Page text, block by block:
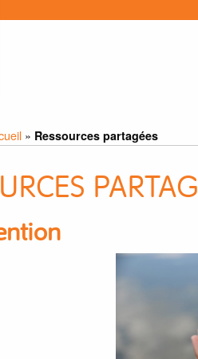
» Ressources partagées